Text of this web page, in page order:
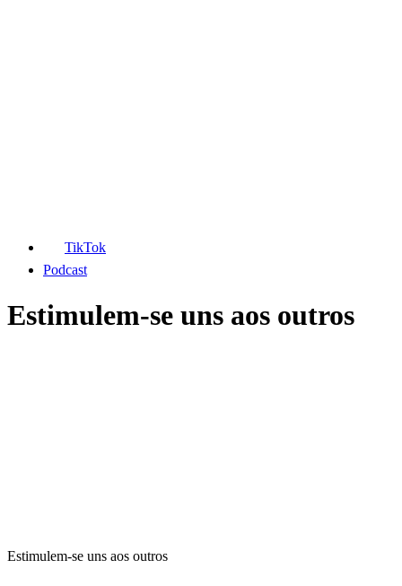
TikTok
Podcast
Estimulem-se uns aos outros
Estimulem-se uns aos outros